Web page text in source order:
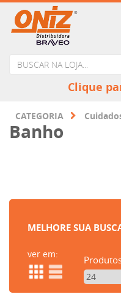
Clique
CATEGORIA
Banho
MELHORE SUA
ver em: